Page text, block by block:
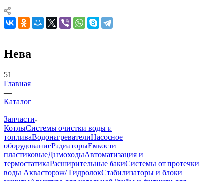
Нева
51
Главная
—
Каталог
—
Запчасти
КотлыСистемы очистки воды и
топливаВодонагревателиНасосное
оборудованиеРадиаторыЕмкости
пластиковыеДымоходыАвтоматизация и
термостатикаРасширительные бакиСистемы от протечки
воды Аквасторож/ ГидролокСтабилизаторы и блоки